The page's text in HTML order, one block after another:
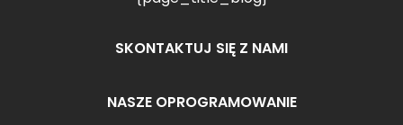
SKONTAKTUJ SIĘ Z NAMI
NASZE OPROGRAMOWANIE